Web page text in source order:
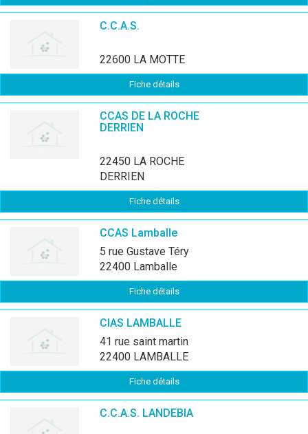
C.C.A.S.
22600 LA MOTTE
Fiche détails
CCAS DE LA ROCHE
DERRIEN
22450 LA ROCHE
DERRIEN
Fiche détails
CCAS Lamballe
5 rue Gustave Téry
22400 Lamballe
Fiche détails
CIAS LAMBALLE
41 rue saint martin
22400 LAMBALLE
Fiche détails
C.C.A.S. LANDEBIA